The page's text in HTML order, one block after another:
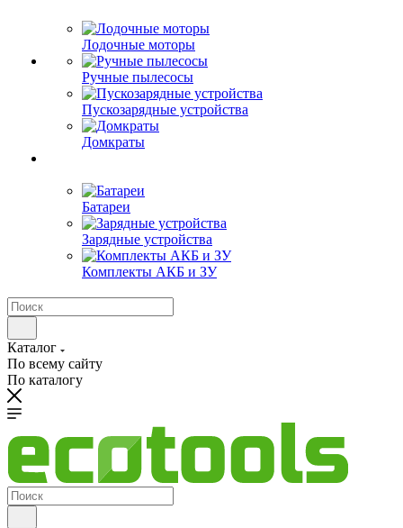
Лодочные моторы
Ручные пылесосы
Пускозарядные устройства
Домкраты
Батареи
Зарядные устройства
Комплекты АКБ и ЗУ
Каталог
По всему сайту
По каталогу